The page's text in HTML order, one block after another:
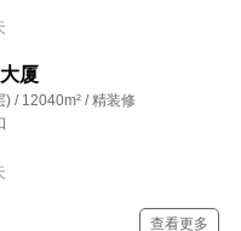
厦
/ 12040m² / 精装修
查看更多